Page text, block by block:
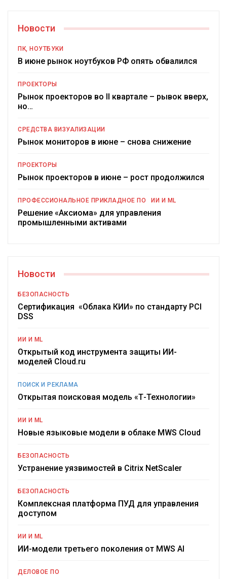
Новости
ПК, НОУТБУКИ
В июне рынок ноутбуков РФ опять обвалился
ПРОЕКТОРЫ
Рынок проекторов во II квартале – рывок вверх,
но…
СРЕДСТВА ВИЗУАЛИЗАЦИИ
Рынок мониторов в июне – снова снижение
ПРОЕКТОРЫ
Рынок проекторов в июне – рост продолжился
ПРОФЕССИОНАЛЬНОЕ ПРИКЛАДНОЕ ПО ИИ И ML
Решение «Аксиома» для управления
промышленными активами
Новости
БЕЗОПАСНОСТЬ
Сертификация «Облака КИИ» по стандарту PCI
DSS
ИИ И ML
Открытый код инструмента защиты ИИ-
моделей Cloud.ru
ПОИСК И РЕКЛАМА
Открытая поисковая модель «Т-Технологии»
ИИ И ML
Новые языковые модели в облаке MWS Cloud
БЕЗОПАСНОСТЬ
Устранение уязвимостей в Citrix NetScaler
БЕЗОПАСНОСТЬ
Комплексная платформа ПУД для управления
доступом
ИИ И ML
ИИ-модели третьего поколения от MWS AI
ДЕЛОВОЕ ПО